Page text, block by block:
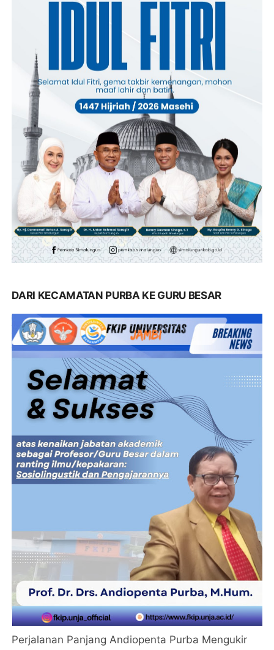
DARI KECAMATAN PURBA KE GURU BESAR
Perjalanan Panjang Andiopenta Purba Mengukir